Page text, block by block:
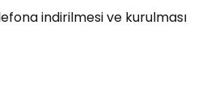
indirilmesi ve kurulması